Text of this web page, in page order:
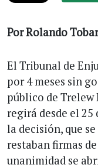
Por Rolando
El Tribunal de
por 4 meses sin
público de Trelew
regirá desde el 25
la decisión, que
restaban firmas
unanimidad se